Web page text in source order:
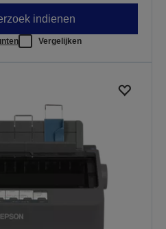
indienen
Vergelijken